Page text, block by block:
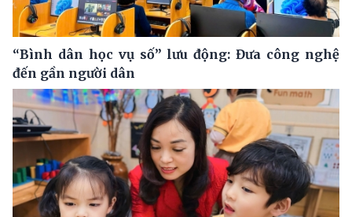
“Bình dân học vụ số” lưu động: Đưa công nghệ
đến gần người dân